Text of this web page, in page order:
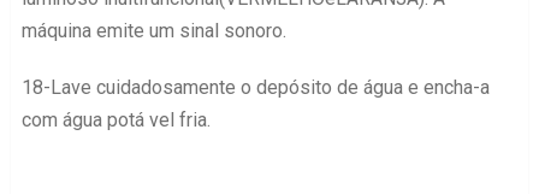
máquina emite um sinal sonoro.
18-Lave cuidadosamente o depósito de água e encha-a
com água potá vel fria.